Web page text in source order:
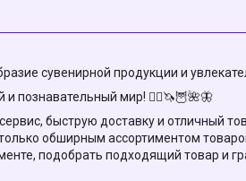
сувенирной продукции и
познавательный мир! 🧚‍♀️🦄🦉🌺🦋
быструю доставку и отличный
обширным ассортиментом
подобрать подходящий товар и